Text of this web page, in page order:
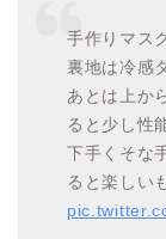
手作りマス
裏地は冷感
あとは上か
ると少し性
下手くそな
ると楽しい